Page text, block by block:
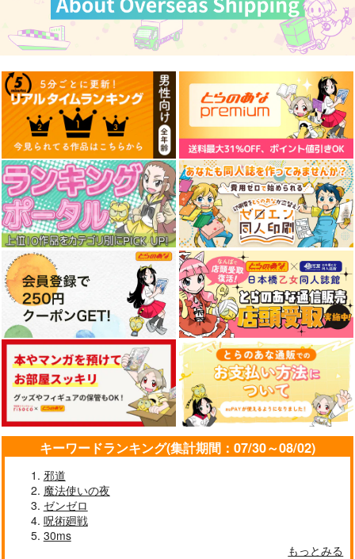
キーワードランキング(集計期間：07/30～08/02)
邪道
魔法使いの夜
ゼンゼロ
呪術廻戦
30ms
もっとみる